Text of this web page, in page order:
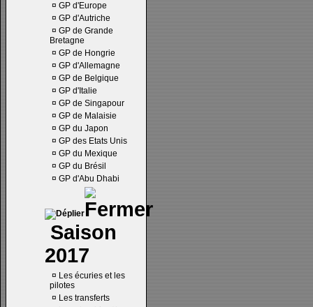
¤ GP d'Europe
¤ GP d'Autriche
¤ GP de Grande
Bretagne
¤ GP de Hongrie
¤ GP d'Allemagne
¤ GP de Belgique
¤ GP d'Italie
¤ GP de Singapour
¤ GP de Malaisie
¤ GP du Japon
¤ GP des Etats Unis
¤ GP du Mexique
¤ GP du Brésil
¤ GP d'Abu Dhabi
Saison
2017
¤ Les écuries et les
pilotes
¤ Les transferts